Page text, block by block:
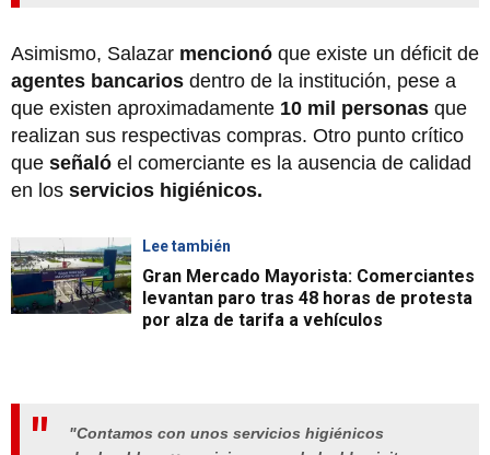
Asimismo, Salazar mencionó que existe un déficit de
agentes bancarios dentro de la institución, pese a
que existen aproximadamente 10 mil personas que
realizan sus respectivas compras. Otro punto crítico
que señaló el comerciante es la ausencia de calidad
en los servicios higiénicos.
Lee también
Gran Mercado Mayorista: Comerciantes
levantan paro tras 48 horas de protesta
por alza de tarifa a vehículos
"Contamos con unos servicios higiénicos